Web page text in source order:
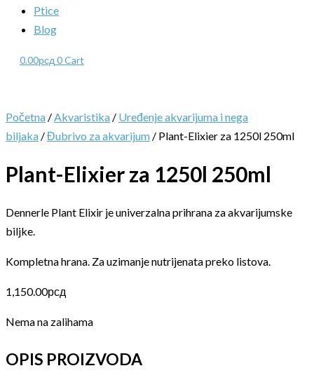
Ptice
Blog
0.00рсд 0Cart
Početna /Akvaristika / Uređenje akvarijuma i nega
biljaka /Đubrivo za akvarijum / Plant-Elixier za 1250l 250ml
Plant-Elixier za 1250l 250ml
Dennerle Plant Elixir je univerzalna prihrana za akvarijumske
biljke.
Kompletna hrana. Za uzimanje nutrijenata preko listova.
1,150.00рсд
Nema na zalihama
OPIS PROIZVODA